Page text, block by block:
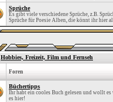
Sprüche
Es gibt viele verschiedene Sprüche, z.B.
Sprüche für Poesie Alben, die könnt ihr hier
Hobbies, Freizeit, Film und Fernseh
Foren
Büchertipps
Ihr habt ein cooles Buch gelesen und wollt
es hier!